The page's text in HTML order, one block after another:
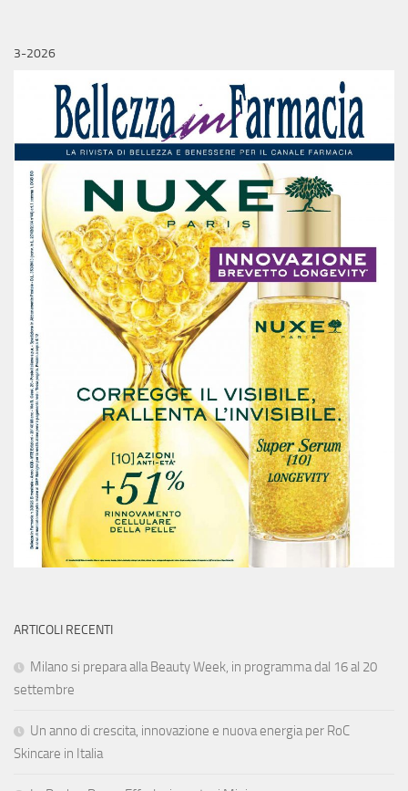
3-2026
ARTICOLI RECENTI
Milano si prepara alla Beauty Week, in programma dal 16 al 20
settembre
Un anno di crescita, innovazione e nuova energia per RoC
Skincare in Italia